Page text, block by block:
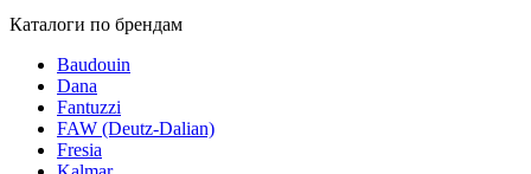
Каталоги по брендам
Baudouin
Dana
Fantuzzi
FAW (Deutz-Dalian)
Fresia